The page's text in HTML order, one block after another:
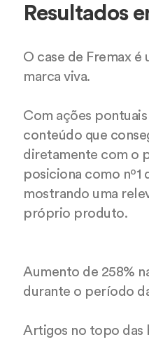
Resultados
O case de Fremax é
marca viva.
Com ações
conteúdo que
diretamente com o
posiciona como nº1
mostrando uma
próprio produto.
Aumento de 258%
durante o período
Artigos no topo das